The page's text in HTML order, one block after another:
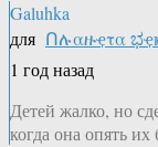
Galuhka
для Ոሉαዙҿτα
1 год назад
Детей жалко, но
когда она опять их